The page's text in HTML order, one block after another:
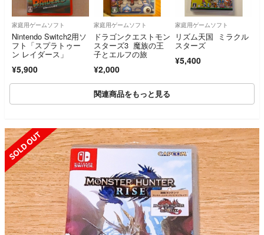
家庭用ゲームソフト
Nintendo Switch2用ソ
フト「スプラトゥー
ン レイダース」
¥5,900
家庭用ゲームソフト
ドラゴンクエストモン
スターズ3 魔族の王
子とエルフの旅
¥2,000
家庭用ゲームソフト
リズム天国 ミラクル
スターズ
¥5,400
関連商品をもっと見る
SOLD OUT